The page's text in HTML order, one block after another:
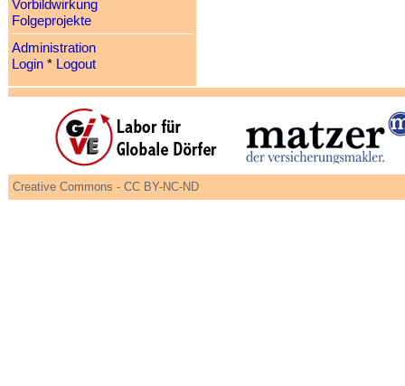
Vorbildwirkung
Folgeprojekte
Administration
Login* Logout
Creative Commons - CC BY-NC-ND